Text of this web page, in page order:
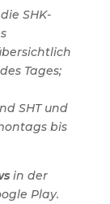
SHK-
Tages;
SHT und
bis
in der
Play.